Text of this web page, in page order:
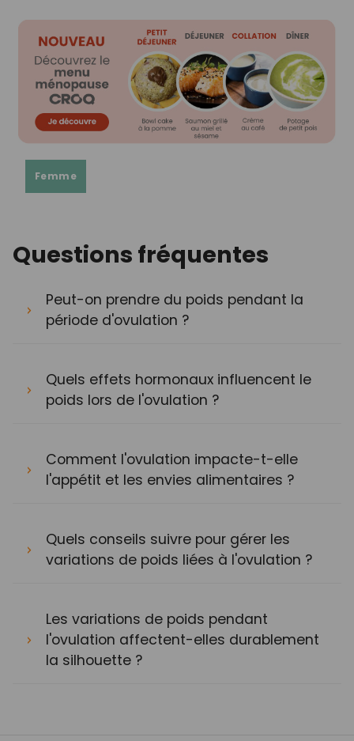
Femme
Questions fréquentes
Peut-on prendre du poids pendant la
période d'ovulation ?
Quels effets hormonaux influencent le
poids lors de l'ovulation ?
Comment l'ovulation impacte-t-elle
l'appétit et les envies alimentaires ?
Quels conseils suivre pour gérer les
variations de poids liées à l'ovulation ?
Les variations de poids pendant
l'ovulation affectent-elles durablement
la silhouette ?